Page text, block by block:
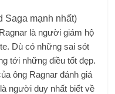
là người giám hộ
Dù có những sai sót
tới những điều tốt đẹp.
ông Ragnar đánh giá
người duy nhất biết về